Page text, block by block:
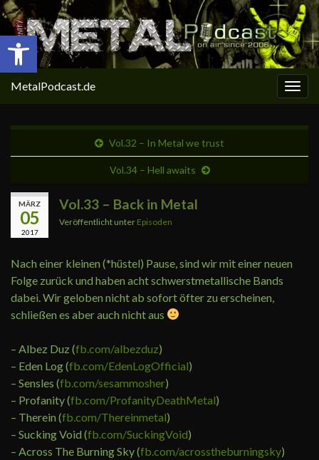
Open toolbar
MetalPodcast.de
Vol.32 – In Metal we trust
Vol.34 – Hell awaits
MÄRZ
05
2017
Vol.33 – Back in Metal
Veröffentlicht unter Episoden
Nach einer kleinen (*hüstel) Pause, sind wir mit einer neuen
Folge zurück und haben acht schwerstmetallische Bands
dabei. Wir geloben nicht ab sofort öfter zu erscheinen,
schließen es aber auch nicht aus
– Albez Duz (fb.com/albezduz)
– Eden Log (fb.com/EdenLogOfficial)
– Sensles (fb.com/sesammosher)
– Profanity (fb.com/ProfanityDeathMetal)
– Therein (fb.com/Thereinmetal)
– Sucking Void (fb.com/SuckingVoid)
– Across The Burning Sky (fb.com/acrosstheburningsky)